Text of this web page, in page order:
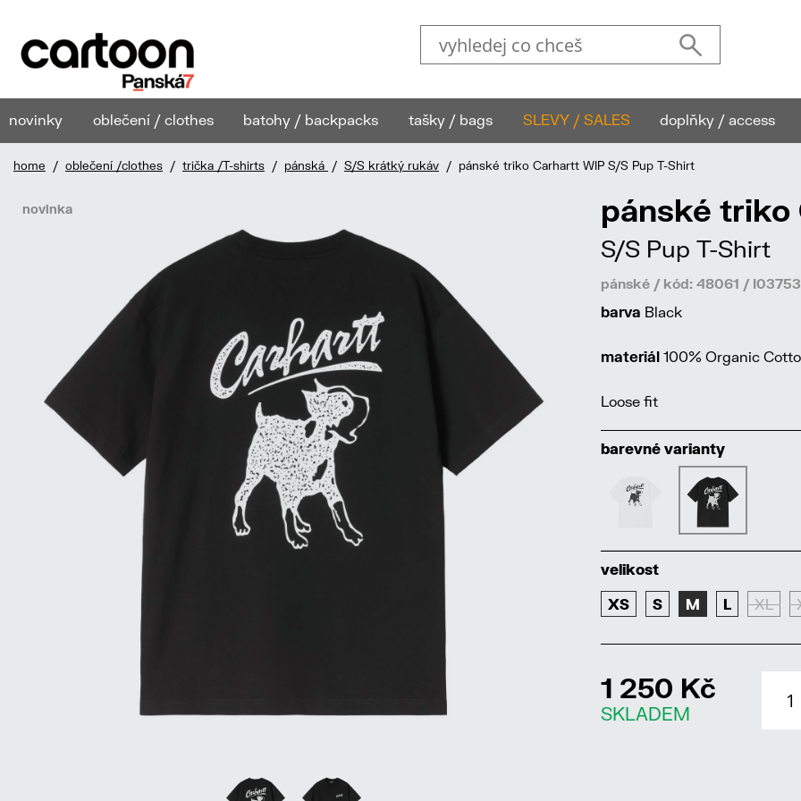
novinky oblečení / clothes batohy / backpacks tašky / bags SLEVY / SALES doplňky / access
home / oblečení /clothes / trička /T-shirts / pánská / S/S krátký rukáv / pánské triko Carhartt WIP S/S Pup T-Shirt
novinka pánské triko
S/S Pup T-Shirt
pánské / kód: 48061 /
barva Black
materiál 100% Organic
Loose fit
barevné varianty
velikost
XS S M L XL
1 250 Kč
SKLADEM